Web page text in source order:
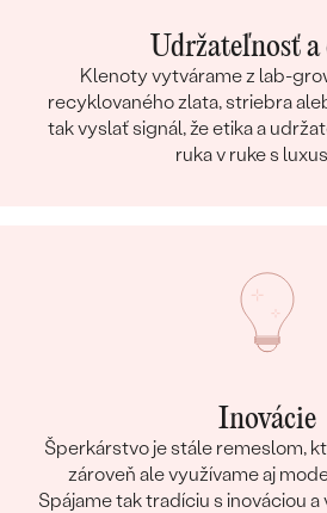
Udržateľnosť
Klenoty vytvárame z lab-
recyklovaného zlata, striebra
tak vyslať signál, že etika a
ruka v ruke s
Inovácie
Šperkárstvo je stále remeslom,
zároveň ale využívame aj
Spájame tak tradíciu s inováciou